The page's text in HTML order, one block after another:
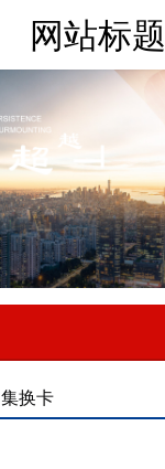
网站标题
集换卡